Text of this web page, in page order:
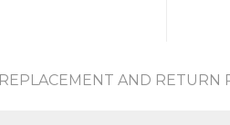
REPLACEMENT AND RETURN